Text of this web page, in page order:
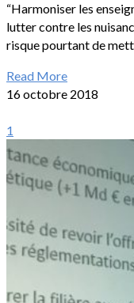
“Harmoniser les
lutter contre les
risque pourtant de
Read More
16 octobre 2018
1